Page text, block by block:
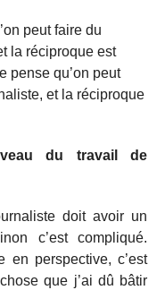
peut faire du
la réciproque est
pense qu’on peut
et la réciproque
du travail de
doit avoir un
c’est compliqué.
en perspective, c’est
que j’ai dû bâtir